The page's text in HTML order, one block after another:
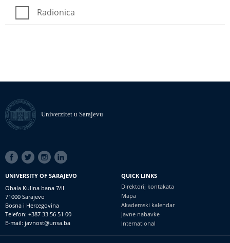
Radionica
Univerzitet u Sarajevu
SOCIAL
LINKS
UNIVERSITY OF SARAJEVO
Obala Kulina bana 7/II
71000 Sarajevo
Bosna i Hercegovina
Telefon: +387 33 56 51 00
E-mail: javnost@unsa.ba
QUICK LINKS
Direktorij kontakata
Mapa
Akademski kalendar
Javne nabavke
International